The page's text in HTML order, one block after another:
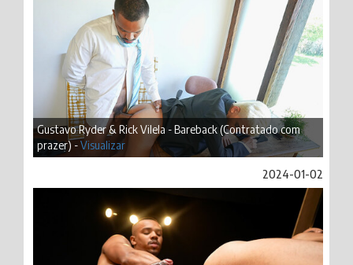
Gustavo Ryder & Rick Vilela - Bareback (Contratado com
prazer) -Visualizar
2024-01-02